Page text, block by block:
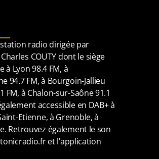
radio dirigée par
COUTY dont le siège
à Lyon 98.4 FM, à
94.7 FM, à Bourgoin-Jallieu
FM, à Chalon-sur-Saône 91.1
accessible en DAB+ à
Etienne, à Grenoble, à
Retrouvez également le son
et l’application